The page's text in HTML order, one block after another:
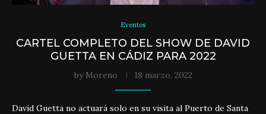
Eventos
CARTEL COMPLETO DEL SHOW DE DAVID
GUETTA EN CÁDIZ PARA 2022
by Moreno 18 marzo, 2022
David Guetta no actuará solo en su visita al Puerto de Santa